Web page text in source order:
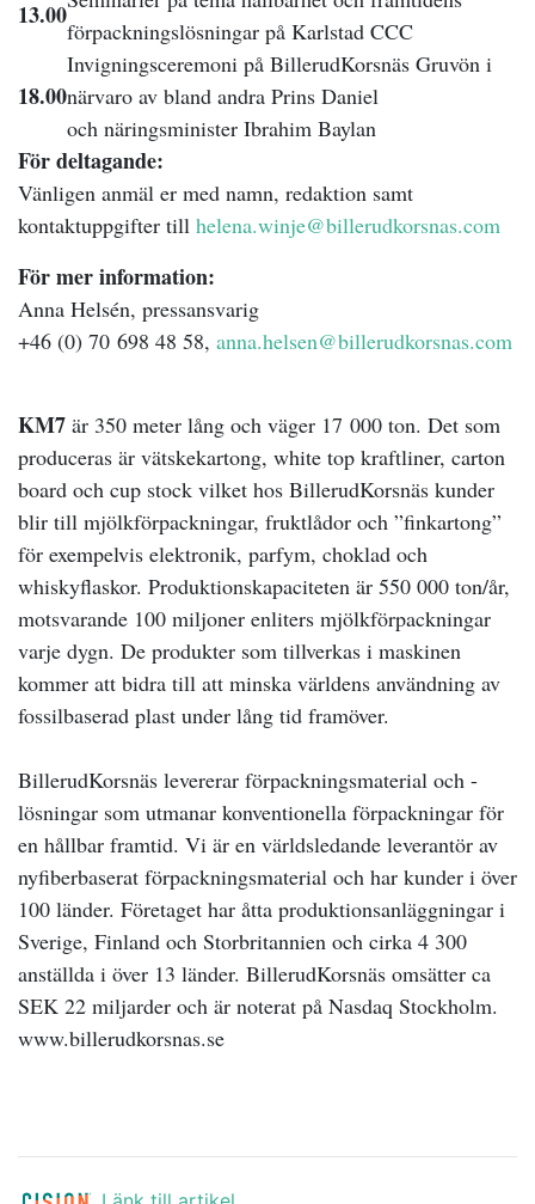
13.00
förpackningslösningar på Karlstad CCC
18.00
Invigningsceremoni på BillerudKorsnäs Gruvön i
närvaro av bland andra Prins Daniel
och näringsminister Ibrahim Baylan
För deltagande:
Vänligen anmäl er med namn, redaktion samt
kontaktuppgifter till helena.winje@billerudkorsnas.com
För mer information:
Anna Helsén, pressansvarig
+46 (0) 70 698 48 58, anna.helsen@billerudkorsnas.com
KM7 är 350 meter lång och väger 17 000 ton. Det som
produceras är vätskekartong, white top kraftliner, carton
board och cup stock vilket hos BillerudKorsnäs kunder
blir till mjölkförpackningar, fruktlådor och ”finkartong”
för exempelvis elektronik, parfym, choklad och
whiskyflaskor. Produktionskapaciteten är 550 000 ton/år,
motsvarande 100 miljoner enliters mjölkförpackningar
varje dygn. De produkter som tillverkas i maskinen
kommer att bidra till att minska världens användning av
fossilbaserad plast under lång tid framöver.
BillerudKorsnäs levererar förpackningsmaterial och -
lösningar som utmanar konventionella förpackningar för
en hållbar framtid. Vi är en världsledande leverantör av
nyfiberbaserat förpackningsmaterial och har kunder i över
100 länder. Företaget har åtta produktionsanläggningar i
Sverige, Finland och Storbritannien och cirka 4 300
anställda i över 13 länder. BillerudKorsnäs omsätter ca
SEK 22 miljarder och är noterat på Nasdaq Stockholm.
www.billerudkorsnas.se